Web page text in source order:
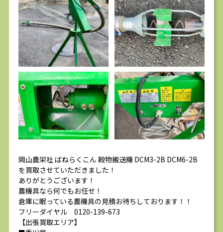
岡山農栄社 ばねらくこん 穀物搬送機 DCM3-2B DCM6-2B
を買取させていただきました！
ありがとうございます！
農機具なら何でもお任せ！
倉庫に眠っている農機具の見積お待ちしております！！
フリーダイヤル 0120-139-673
【出張買取エリア】